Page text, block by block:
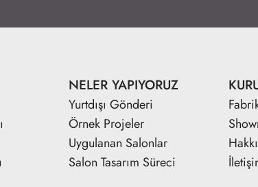
NELER YAPIYORUZ
Yurtdışı Gönderi
Örnek Projeler
Uygulanan Salonlar
Salon Tasarım Süreci